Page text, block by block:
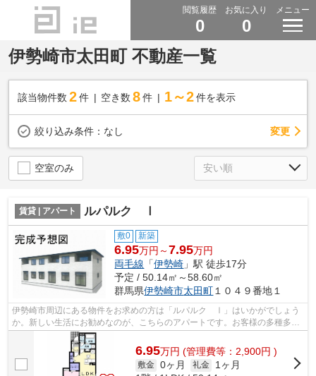
閲覧履歴
0
お気に入り
0
メニュー
伊勢崎市太田町 不動産一覧
該当物件数 2件 空き数 8 件 1～2 件を表示
絞り込み条件： なし 変更
空室のみ
賃貸 | アパート ルパルク Ⅰ
敷0 新築
6.95万円～7.95万円
両毛線 「伊勢崎 」駅 徒歩17分
予定 / 50.14㎡～58.60㎡
群馬県伊勢崎市太田町１０４９番地１
伊勢崎市周辺にある物件をお求めの方は「ルパルク Ⅰ」はいかがでしょう
か。新しい生活にお勧めなのが、こちらのアパートです。お客様の多種多様
なニーズにお応えするべく、物件数も数...
6.95万円 (管理費等：2,900円 )
敷金 0ヶ月 礼金
1ヶ月